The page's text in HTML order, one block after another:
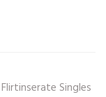
Singles